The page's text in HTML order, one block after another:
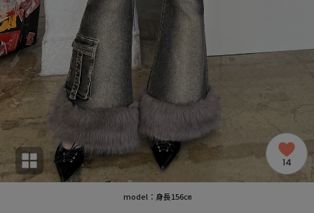
14
model：身長156㎝